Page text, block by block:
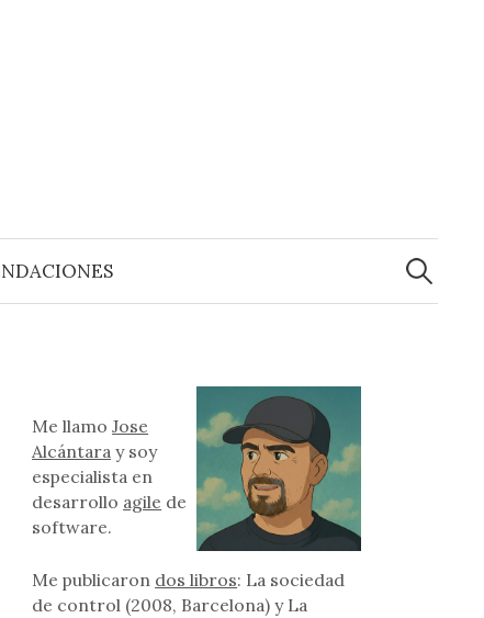
Buscar:
Me llamoJose
Alcántara y soy
especialista en
desarrollo agile de
software.
Me publicaron dos libros: La sociedad
de control (2008, Barcelona) y La